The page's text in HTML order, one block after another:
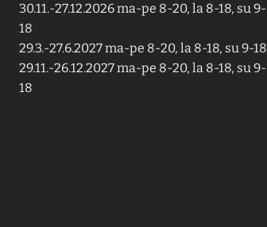
30.11.-27.12.2026 ma-pe 8-20, la 8-18, su 9-
18
29.3.-27.6.2027 ma-pe 8-20, la 8-18, su 9-18
29.11.-26.12.2027 ma-pe 8-20, la 8-18, su 9-
18